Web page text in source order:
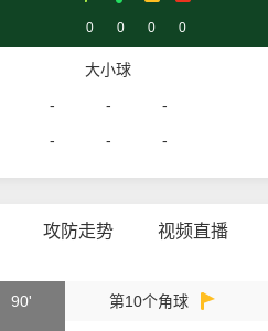
0
0 0 0
大小球
-
-
-
-
- -
攻防走势 视频直播
第10个角球
90'